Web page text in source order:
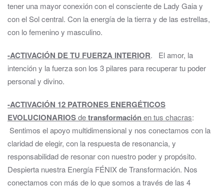
tener una mayor conexión con el consciente de Lady Gaia y
con el Sol central. Con la energía de la tierra y de las estrellas,
con lo femenino y masculino.
-ACTIVACIÓN DE TU FUERZA INTERIOR. El amor, la
intención y la fuerza son los 3 pilares para recuperar tu poder
personal y divino.
-ACTIVACIÓN 12 PATRONES ENERGÉTICOS
EVOLUCIONARIOSdetransformaciónen tus chacras:
Sentimos el apoyo multidimensional y nos conectamos con la
claridad de elegir, con la respuesta de resonancia, y
responsabilidad de resonar con nuestro poder y propósito.
Despierta nuestra Energía FÉNIX de Transformación. Nos
conectamos con más de lo que somos a través de las 4